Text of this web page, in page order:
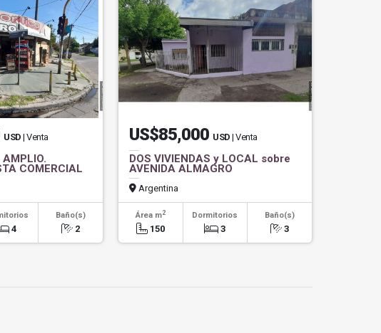
USD | Venta
COMERCIAL
4
Baño(s)
2
US$85,000 USD | Venta
DOS VIVIENDAS y LOCAL sobre
AVENIDA ALMAGRO
Argentina
Área m2
150
Dormitorios
3
Baño(s)
3